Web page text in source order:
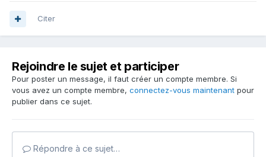
Citer
Rejoindre le sujet et participer
Pour poster un message, il faut créer un compte membre. Si
vous avez un compte membre, connectez-vous maintenant pour
publier dans ce sujet.
Répondre à ce sujet…